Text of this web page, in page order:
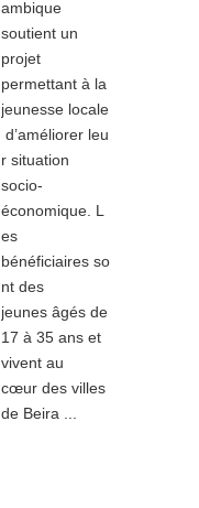
ambique
soutient un
projet
permettant à la
jeunesse locale
d’améliorer leu
r situation
socio-
économique. L
es
bénéficiaires so
nt des
jeunes âgés de
17 à 35 ans et
vivent au
cœur des villes
de Beira ...